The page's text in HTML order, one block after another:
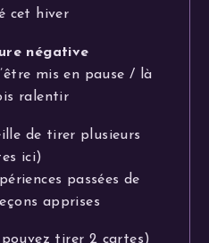
cet hiver
négative
mis en pause / là
ralentir
de tirer plusieurs
ici)
passées de
apprises
pouvez tirer 2 cartes)